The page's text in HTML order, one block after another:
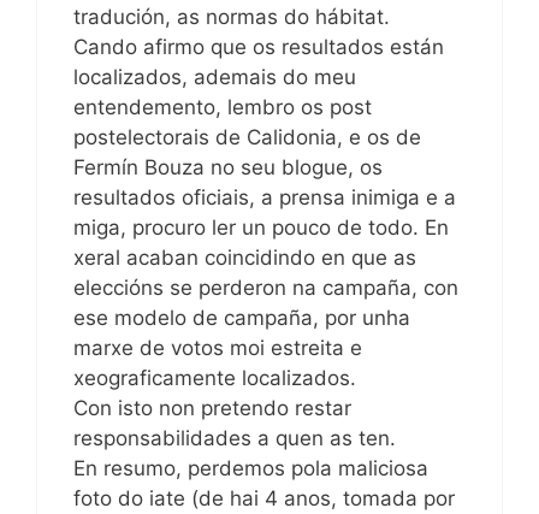
tradución, as normas do hábitat.
Cando afirmo que os resultados están
localizados, ademais do meu
entendemento, lembro os post
postelectorais de Calidonia, e os de
Fermín Bouza no seu blogue, os
resultados oficiais, a prensa inimiga e a
miga, procuro ler un pouco de todo. En
xeral acaban coincidindo en que as
eleccións se perderon na campaña, con
ese modelo de campaña, por unha
marxe de votos moi estreita e
xeograficamente localizados.
Con isto non pretendo restar
responsabilidades a quen as ten.
En resumo, perdemos pola maliciosa
foto do iate (de hai 4 anos, tomada por